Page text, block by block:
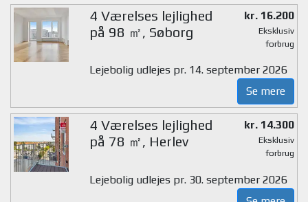
4 Værelses lejlighed
på 98 ㎡, Søborg
kr. 16.200
Eksklusiv
forbrug
Lejebolig udlejes pr. 14. september 2026
Se mere
4 Værelses lejlighed
på 78 ㎡, Herlev
kr. 14.300
Eksklusiv
forbrug
Lejebolig udlejes pr. 30. september 2026